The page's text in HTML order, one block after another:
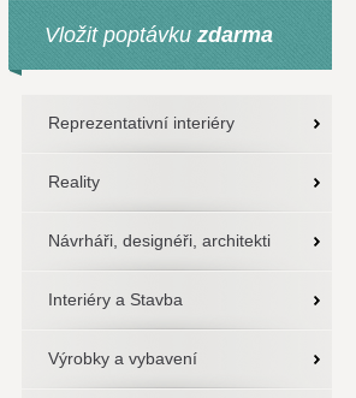
Vložit poptávku zdarma
Reprezentativní interiéry
Reality
Návrháři, designéři, architekti
Interiéry a Stavba
Výrobky a vybavení